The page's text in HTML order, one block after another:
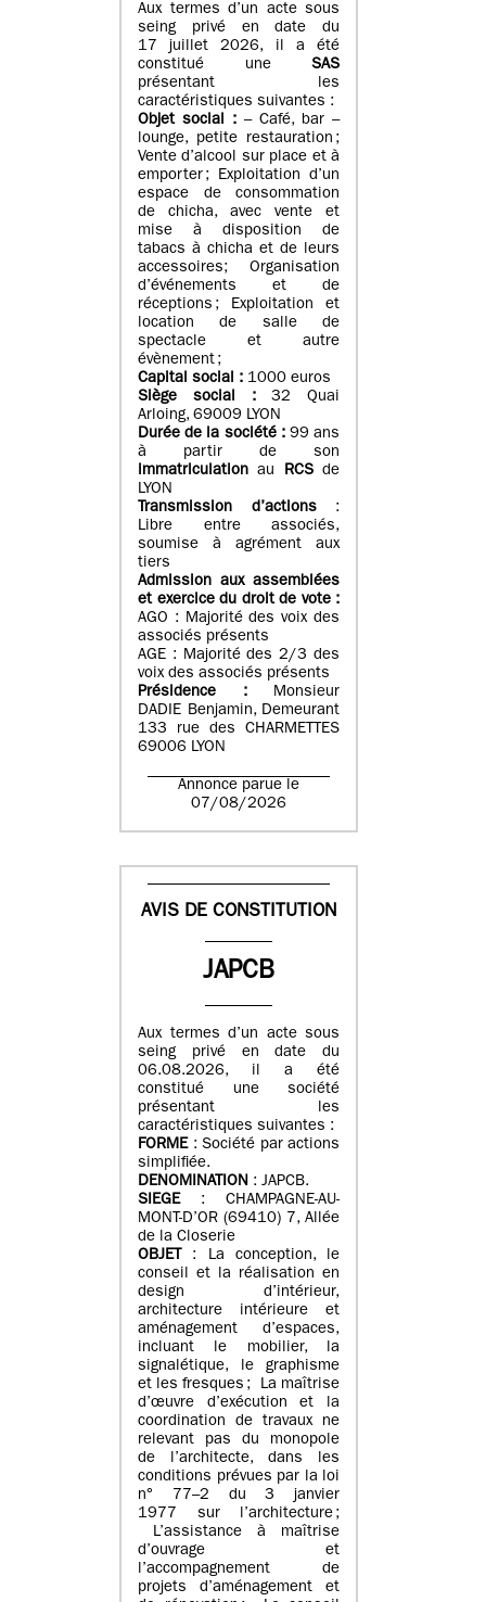
Aux termes d’un acte sous
seing privé en date du
17 juillet 2026, il a été
constitué une SAS
présentant les
caractéristiques suivantes :
Objet social : – Café, bar –
lounge, petite restauration ;
Vente d’alcool sur place et à
emporter ; Exploitation d’un
espace de consommation
de chicha, avec vente et
mise à disposition de
tabacs à chicha et de leurs
accessoires; Organisation
d’événements et de
réceptions ; Exploitation et
location de salle de
spectacle et autre
évènement ;
Capital social : 1000 euros
Siège social :32 Quai
Arloing, 69009 LYON
Durée de la société :99 ans
à partir de son
immatriculation au RCSde
LYON
Transmission d’actions:
Libre entre associés,
soumise à agrément aux
tiers
Admission aux assemblées
et exercice du droit de vote :
AGO : Majorité des voix des
associés présents
AGE : Majorité des 2/3 des
voix des associés présents
Présidence :Monsieur
DADIE Benjamin, Demeurant
133 rue des CHARMETTES
69006 LYON
Annonce parue le
07/08/2026
AVIS DE CONSTITUTION
JAPCB
Aux termes d’un acte sous
seing privé en date du
06.08.2026, il a été
constitué une société
présentant les
caractéristiques suivantes :
FORME: Société par actions
simplifiée.
DENOMINATION : JAPCB.
SIEGE: CHAMPAGNE-AU-
MONT-D’OR (69410) 7, Allée
de la Closerie
OBJET : La conception, le
conseil et la réalisation en
design d’intérieur,
architecture intérieure et
aménagement d’espaces,
incluant le mobilier, la
signalétique, le graphisme
et les fresques ; La maîtrise
d’œuvre d’exécution et la
coordination de travaux ne
relevant pas du monopole
de l’architecte, dans les
conditions prévues par la loi
n° 77–2 du 3 janvier
1977 sur l’architecture ;
L’assistance à maîtrise
d’ouvrage et
l’accompagnement de
projets d’aménagement et